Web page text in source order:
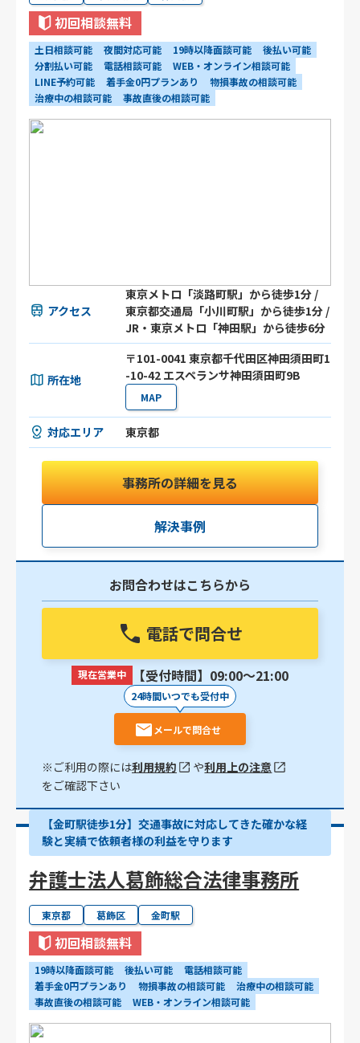
初回相談無料
土日相談可能 夜間対応可能 19時以降面談可能
後払い可能
分割払い可能
電話相談可能
WEB・オンライン相談可能
LINE予約可能
着手金0円プランあり
物損事故の相談可能
治療中の相談可能
事故直後の相談可能
アクセス
東京メトロ「淡路町駅」から徒歩1分 /
東京都交通局「小川町駅」から徒歩1分 /
JR・東京メトロ「神田駅」から徒歩6分
所在地
〒101-0041 東京都千代田区神田須田町1
-10-42 エスペランサ神田須田町9B
MAP
対応エリア 東京都
事務所の詳細を見る
解決事例
お問合わせはこちらから
電話で問合せ
現在営業中 【受付時間】09:00〜21:00
24時間いつでも受付中
メールで問合せ
※ご利用の際には利用規約 や利用上の注意
をご確認下さい
【金町駅徒歩1分】交通事故に対応してきた確かな経
験と実績で依頼者様の利益を守ります
弁護士法人葛飾総合法律事務所
東京都 葛飾区 金町駅
初回相談無料
19時以降面談可能 後払い可能
電話相談可能
着手金0円プランあり
物損事故の相談可能
治療中の相談可能
事故直後の相談可能
WEB・オンライン相談可能